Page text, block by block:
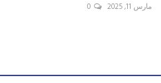
مارس 11, 2025 0